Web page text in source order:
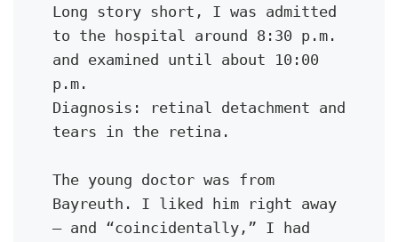
Long story short, I was admitted
to the hospital around 8:30 p.m.
and examined until about 10:00
p.m.
Diagnosis: retinal detachment and
tears in the retina.
The young doctor was from
Bayreuth. I liked him right away
— and “coincidentally,” I had